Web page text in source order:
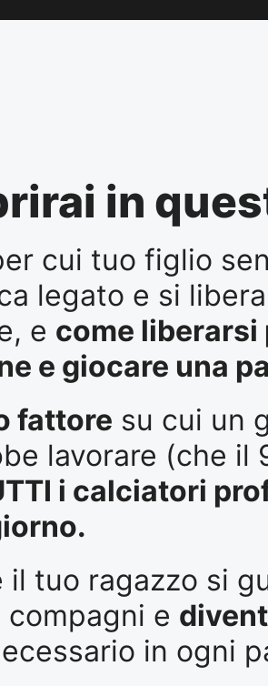
in
cui tuo figlio
legato e si
e come liberarsi
e giocare una
fattore su cui un
lavorare (che il
i calciatori
il tuo ragazzo si
e
in ogni